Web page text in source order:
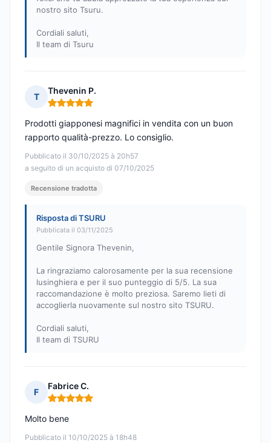
nostro sito Tsuru.
Cordiali saluti,
Il team di Tsuru
T
Thevenin P.
Nota: 5 su 5
Pubblicato il 30/10/2025 à 20h57
a seguito di un acquisto di 07/10/2025
Prodotti giapponesi magnifici in vendita con un buon
rapporto qualità-prezzo. Lo consiglio.
Recensione tradotta
Risposta di TSURU
Pubblicata il 03/11/2025
Gentile Signora Thevenin,
La ringraziamo calorosamente per la sua recensione
lusinghiera e per il suo punteggio di 5/5. La sua
raccomandazione è molto preziosa. Saremo lieti di
accoglierla nuovamente sul nostro sito TSURU.
Cordiali saluti,
Il team di TSURU
F
Fabrice C.
Nota: 5 su 5
Pubblicato il 10/10/2025 à 18h48
Molto bene